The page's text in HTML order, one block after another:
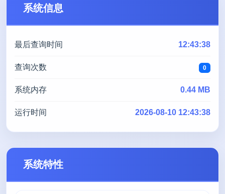
系统信息
最后查询时间 12:43:38
查询次数 0
系统内存 0.44 MB
运行时间 2026-08-10 12:43:38
系统特性